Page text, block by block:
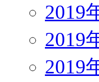
2019
2019
2019